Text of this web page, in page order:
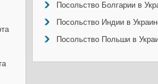
Посольство Болгарии в
Посольство Индии в
Посольство Польши в